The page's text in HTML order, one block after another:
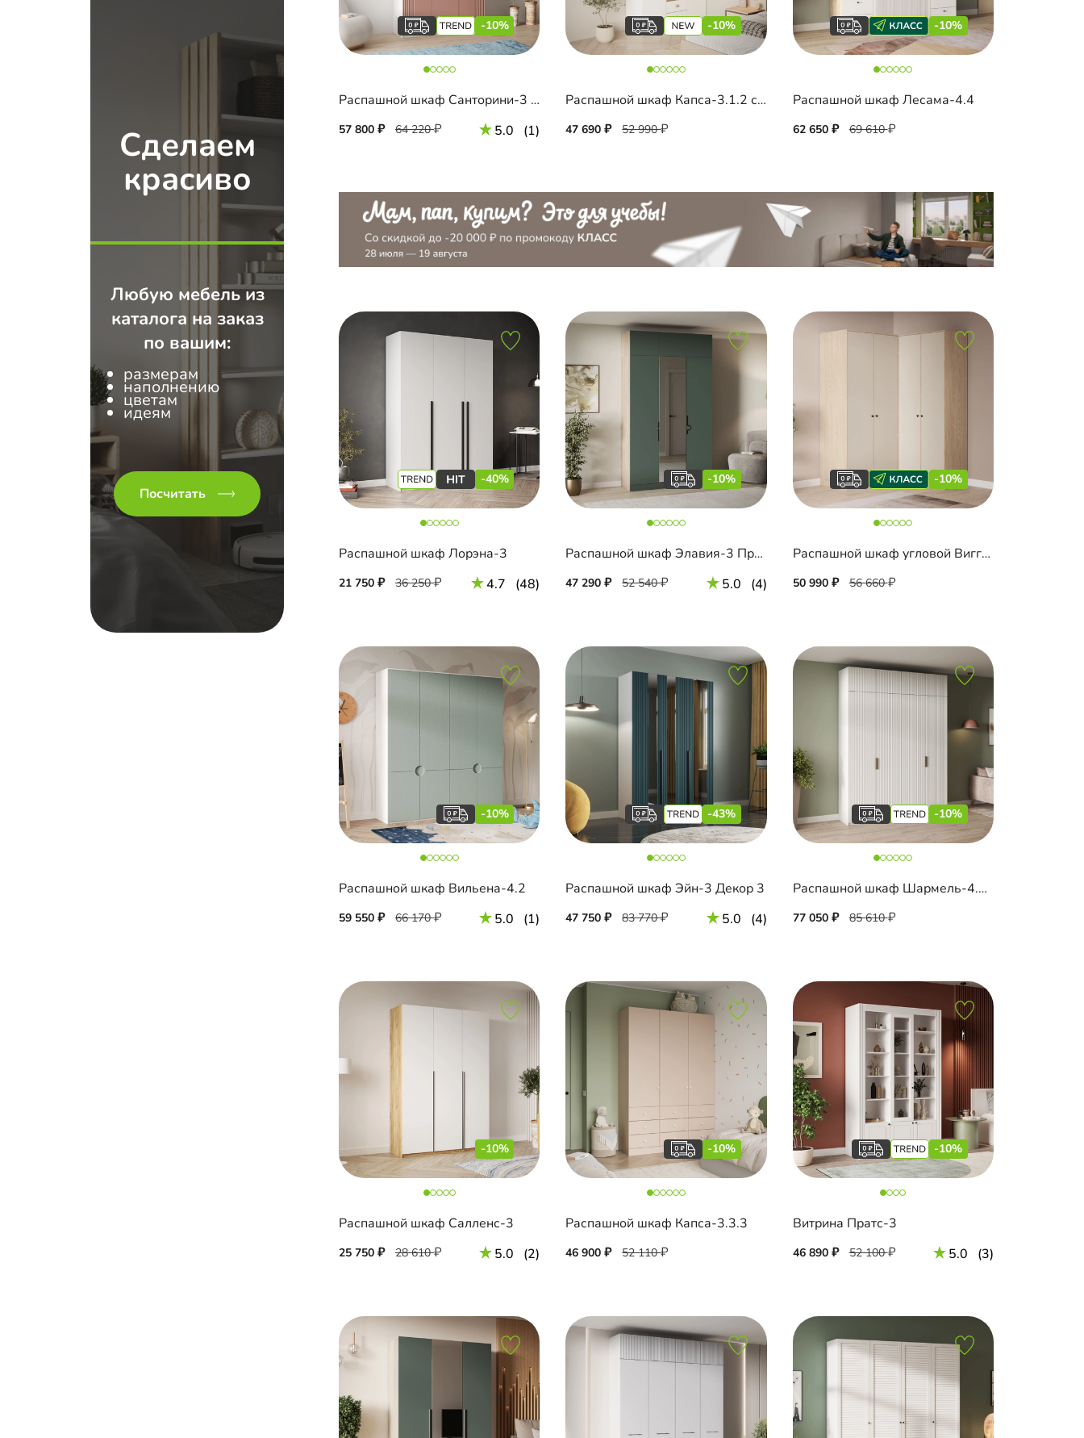
Сделаем
красиво
Любую мебель из
каталога на заказ
по вашим:
размерам
наполнению
цветам
идеям
Посчитать
-10%
Распашной шкаф Санторини-3 Лайф с антресолью
57 800 64 220 5.0 (1)
-10%
Распашной шкаф Капса-3.1.2 с зеркалом и антресолью
47 690 52 990
-10%
Распашной шкаф Лесама-4.4
62 650 69 610
-40%
Распашной шкаф Лорэна-3
21 750 36 250 4.7 (48)
-10%
Распашной шкаф Элавия-3 Премиум с зеркалом и антресолью
47 290 52 540 5.0 (4)
-10%
Распашной шкаф угловой Виггинс-2.2 600
50 990 56 660
-10%
Распашной шкаф Вильена-4.2
59 550 66 170 5.0 (1)
-43%
Распашной шкаф Эйн-3 Декор 3
47 750 83 770 5.0 (4)
-10%
Распашной шкаф Шармель-4.2 Лайф с антресолью
77 050 85 610
-10%
Распашной шкаф Салленс-3
25 750 28 610 5.0 (2)
-10%
Распашной шкаф Капса-3.3.3
46 900 52 110
-10%
Витрина Пратс-3
46 890 52 100 5.0 (3)